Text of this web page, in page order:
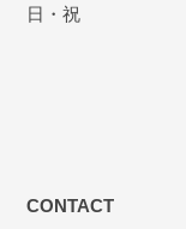
日・祝
CONTACT